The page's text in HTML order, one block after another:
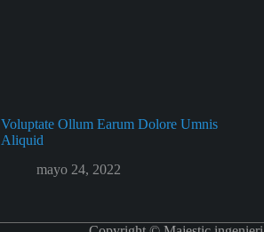
Voluptate Ollum Earum Dolore Umnis
Aliquid
mayo 24, 2022